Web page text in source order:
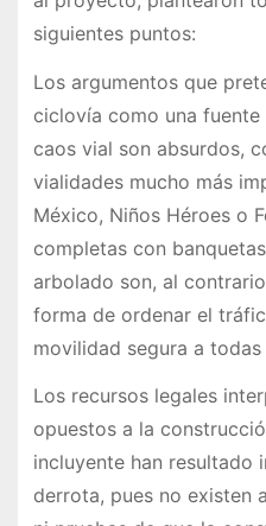
siguientes puntos:
Los argumentos que
ciclovía como una
caos vial son absurdos,
vialidades mucho más
México, Niños Héroes o
completas con
arbolado son, al
forma de ordenar el
movilidad segura a todas
Los recursos legales
opuestos a la
incluyente han resultado
derrota, pues no existen